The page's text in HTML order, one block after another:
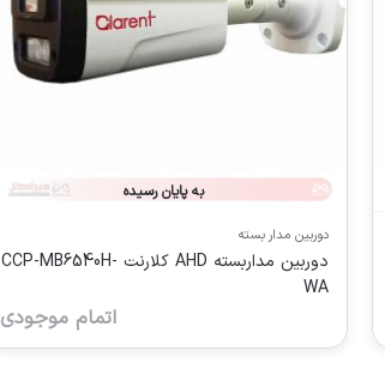
به پایان رسیده
دوربین مدار بسته
دوربین مداربسته AHD کلارنت CCP-MB6540H-
WA
اتمام موجودی